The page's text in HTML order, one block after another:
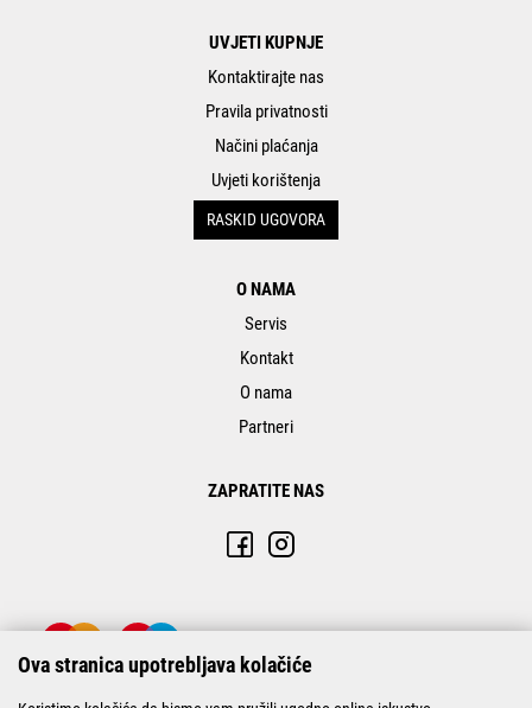
UVJETI KUPNJE
Kontaktirajte nas
Pravila privatnosti
Načini plaćanja
Uvjeti korištenja
RASKID UGOVORA
O NAMA
Servis
Kontakt
O nama
Partneri
ZAPRATITE NAS
Ova stranica upotrebljava kolačiće